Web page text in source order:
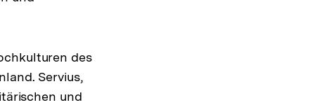
des
Servius,
und